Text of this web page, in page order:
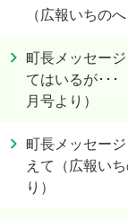
（広報いちの
町長メッセー
てはいるが･･･
月号より）
町長メッセー
えて（広報い
り）